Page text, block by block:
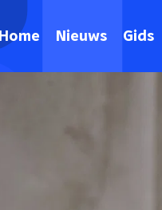
Home Nieuws Gids